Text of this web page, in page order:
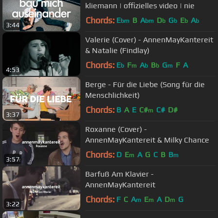
3:44
kliemann | offizielles video | nie
Chords: Ebm B Abm Db Gb Eb Ab
4:53
Valerie (Cover) - AnnenMayKantereit
& Natalie (Findlay)
Chords: Eb Fm Ab Bb Gm F A
3:37
Berge - Für die Liebe (Song für die
Menschlichkeit)
Chords: B A E C#m C# D#
3:57
Roxanne (Cover) -
AnnenMayKantereit & Milky Chance
Chords: D Em A G C B Bm
3:22
Barfuß Am Klavier -
AnnenMayKantereit
Chords: F C Am Em A Dm G